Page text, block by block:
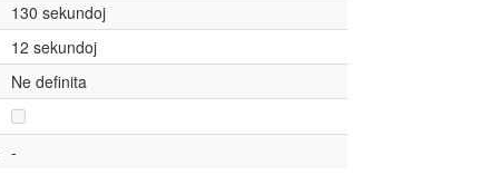
130 sekundoj
12 sekundoj
Ne definita
-